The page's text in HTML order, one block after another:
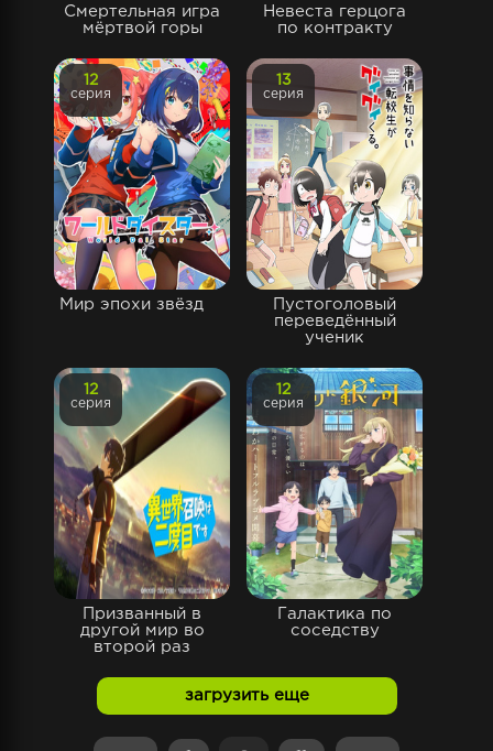
Смертельная игра
мёртвой горы
Невеста герцога
по контракту
Мир эпохи звёзд
12
серия
Пустоголовый
переведённый
ученик
13
серия
Призванный в
другой мир во
второй раз
12
серия
Галактика по
соседству
12
серия
загрузить еще